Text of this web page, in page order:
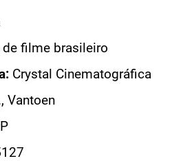
de filme brasileiro
Crystal Cinematográfica
Vantoen